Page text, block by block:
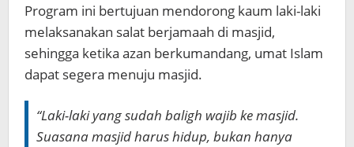
Program ini bertujuan mendorong kaum laki-laki
melaksanakan salat berjamaah di masjid,
sehingga ketika azan berkumandang, umat Islam
dapat segera menuju masjid.
“Laki-laki yang sudah baligh wajib ke masjid.
Suasana masjid harus hidup, bukan hanya